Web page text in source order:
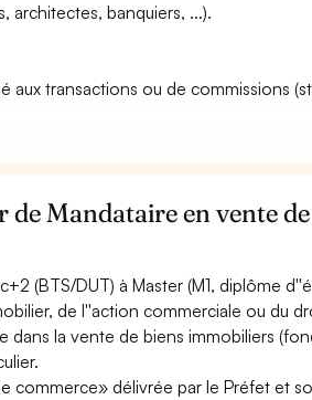
architectes, banquiers, ...).
aux transactions ou de commissions
Mandataire en vente
(BTS/DUT) à Master (M1, diplôme
de l''action commerciale ou du
dans la vente de biens immobiliers
commerce» délivrée par le Préfet et